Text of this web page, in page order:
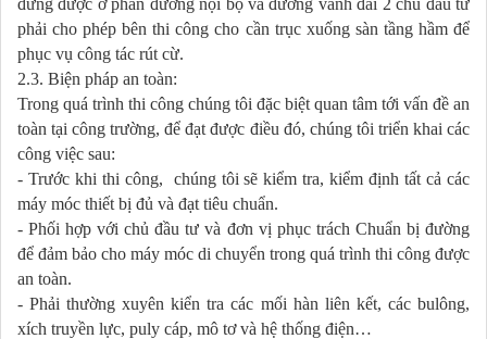
phải cho phép bên thi công cho cần trục xuống sàn tầng hầm để
phục vụ công tác rút cừ.
2.3. Biện pháp an toàn:
Trong quá trình thi công chúng tôi đặc biệt quan tâm tới vấn đề an
toàn tại công tr­ường, để đạt được điều đó, chúng tôi triển khai các
công việc sau:
- Tr­ước khi thi công, chúng tôi sẽ kiểm tra, kiểm định tất cả các
máy móc thiết bị đủ và đạt tiêu chuẩn.
- Phối hợp với chủ đầu tư và đơn vị phục trách Chuẩn bị đư­ờng
để đảm bảo cho máy móc di chuyển trong quá trình thi công đ­ược
an toàn.
- Phải th­ường xuyên kiển tra các mối hàn liên kết, các bulông,
xích truyền lực, puly cáp, mô tơ và hệ thống điện…